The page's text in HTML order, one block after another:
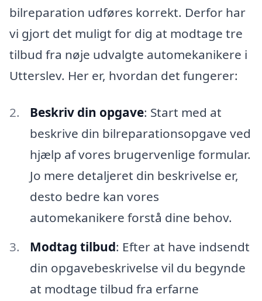
bilreparation udføres korrekt. Derfor har
vi gjort det muligt for dig at modtage tre
tilbud fra nøje udvalgte automekanikere i
Utterslev. Her er, hvordan det fungerer:
Beskriv din opgave: Start med at
beskrive din bilreparationsopgave ved
hjælp af vores brugervenlige formular.
Jo mere detaljeret din beskrivelse er,
desto bedre kan vores
automekanikere forstå dine behov.
Modtag tilbud: Efter at have indsendt
din opgavebeskrivelse vil du begynde
at modtage tilbud fra erfarne